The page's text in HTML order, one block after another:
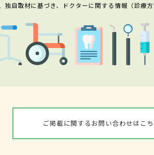
独自取材に基づき、ドクターに関する情報（診療
ご掲載に関するお問い合わせはこ